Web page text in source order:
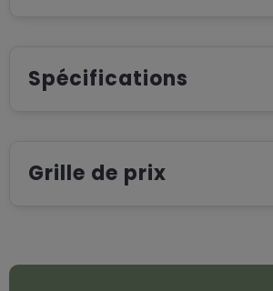
Spécifications
Grille de prix